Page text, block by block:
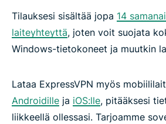
Tilauksesi sisältää jopa 14
laiteyhteyttä, joten voit suojata
Windows-tietokoneet ja muutkin
Lataa ExpressVPN myös
Androidille ja iOS:lle, pitääksesi
liikkeellä ollessasi. Tarjoamme